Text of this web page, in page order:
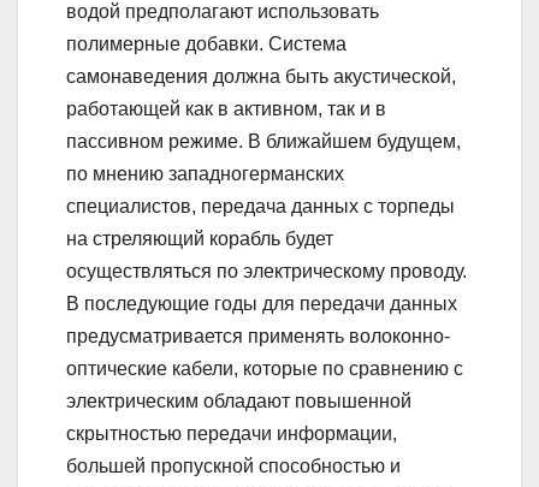
водой предполагают использовать
полимерные добавки. Система
самонаведения должна быть акустической,
работающей как в активном, так и в
пассивном режиме. В ближайшем будущем,
по мнению западногерманских
специалистов, передача данных с торпеды
на стреляющий корабль будет
осуществляться по электрическому проводу.
В последующие годы для передачи данных
предусматривается применять волоконно-
оптические кабели, которые по сравнению с
электрическим обладают повышенной
скрытностью передачи информации,
большей пропускной способностью и